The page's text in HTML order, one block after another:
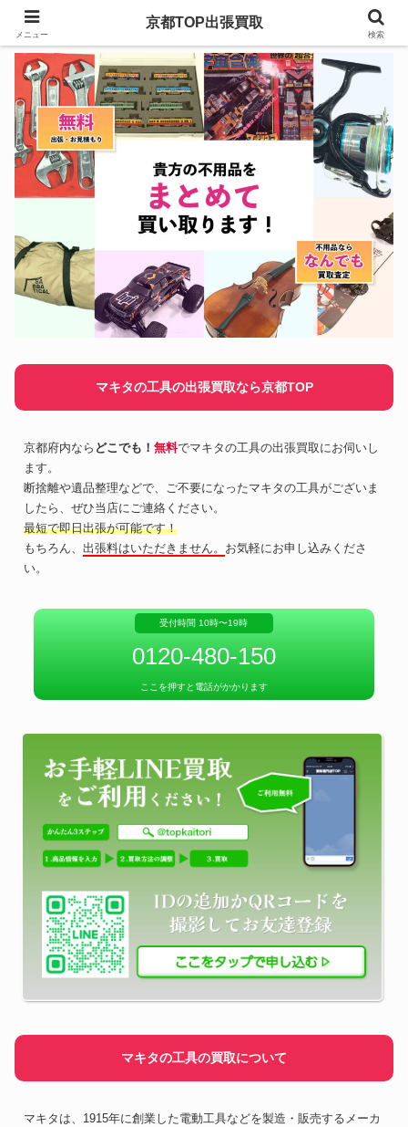
マキタの工具の出張買取なら京都TOP
京都府内なら どこでも！ 無料でマキタの工具の出張買取にお伺いし
ます。
断捨離や遺品整理などで、ご不要になったマキタの工具がございま
したら、ぜひ当店にご連絡ください。
最短で即日出張が可能です！
もちろん、 出張料はいただきません。 お気軽にお申し込みくださ
い。
受付時間 10時〜19時
0120-480-150
ここを押すと電話がかかります
マキタの工具の買取について
マキタは、1915年に創業した電動工具などを製造・販売するメーカ
メニュー
京都TOP出張買取
検索